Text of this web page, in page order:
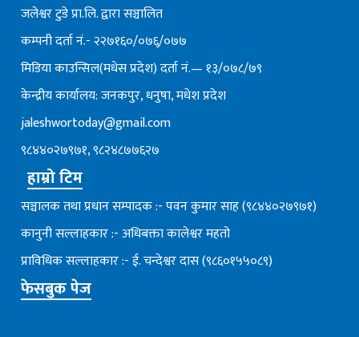
जलेश्वर टुडे प्रा.लि. द्वारा सञ्चालित
कम्पनी दर्ता नं.- २२७१६०/०७६्/०७७
मिडिया काउन्सिल(मधेस प्रदेश) दर्ता नं.— १३/०७८/७९
केन्द्रीय कार्यालय: जनकपुर, धनुषा, मधेश प्रदेश
jaleshwortoday@gmail.com
९८४४०२७९७१, ९८२४८७७६२७
हाम्रो टिम
सञ्चालक तथा प्रधान सम्पादक :- पवन कुमार साह (९८४४०२७९७१)
कानुनी सल्लाहकार :- अधिबक्ता कालेश्वर महतो
प्राविधिक सल्लाहकार :- ई. चन्देश्वर दास (९८६०१५५०८९)
फेसबुक पेज